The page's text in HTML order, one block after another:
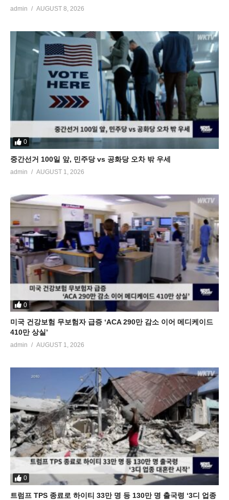
admin AUGUST 8, 2026
0
중간선거 100일 앞, 민주당 vs 공화당 오차 밖 우세
admin AUGUST 1, 2026
0
미국 건강보험 무보험자 급증 ‘ACA 290만 감소 이어 메디케이드
410만 상실’
admin AUGUST 1, 2026
0
트럼프 TPS 종료로 하이티 33만 명 등 130만 명 출국령 ‘3디 업종